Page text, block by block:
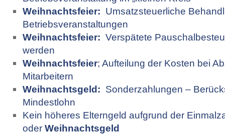
Weihnachtsfeier: Umsatzsteuerliche
Betriebsveranstaltungen
Weihnachtsfeier: Verspätete
werden
Weihnachtsfeier; Aufteilung der Kosten bei
Mitarbeitern
Weihnachtsgeld: Sonderzahlungen –
Mindestlohn
Kein höheres Elterngeld aufgrund der
oder Weihnachtsgeld